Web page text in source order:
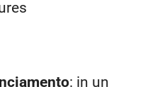
: in un